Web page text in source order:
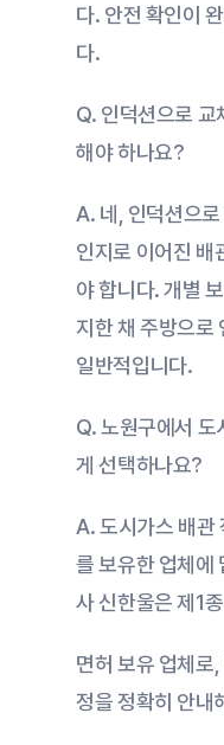
다. 안전 확인이
다.
Q. 인덕션으로 교
해야 하나요?
A. 네, 인덕션으
인지로 이어진 배
야 합니다. 개별
지한 채 주방으로
일반적입니다.
Q. 노원구에서 도
게 선택하나요?
A. 도시가스 배관
를 보유한 업체에
사 신한울은 제1종
면허 보유 업체로
정을 정확히 안내